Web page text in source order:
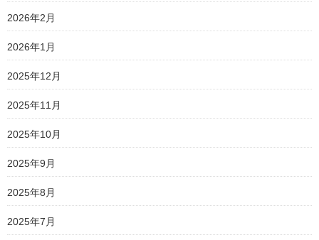
2026年2月
2026年1月
2025年12月
2025年11月
2025年10月
2025年9月
2025年8月
2025年7月